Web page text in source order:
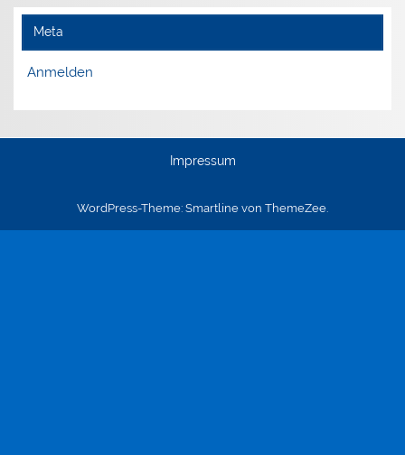
Meta
Anmelden
Impressum
WordPress-Theme: Smartline von ThemeZee.